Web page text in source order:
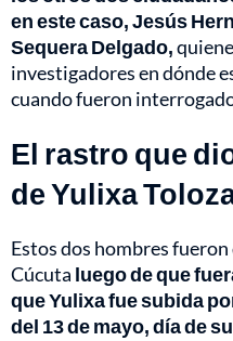
en este caso, Jesús
Sequera Delgado,
investigadores en dónde
cuando fueron
El rastro que
de Yulixa
Estos dos hombres
Cúcuta luego de que
que Yulixa fue subida
del 13 de mayo, día de